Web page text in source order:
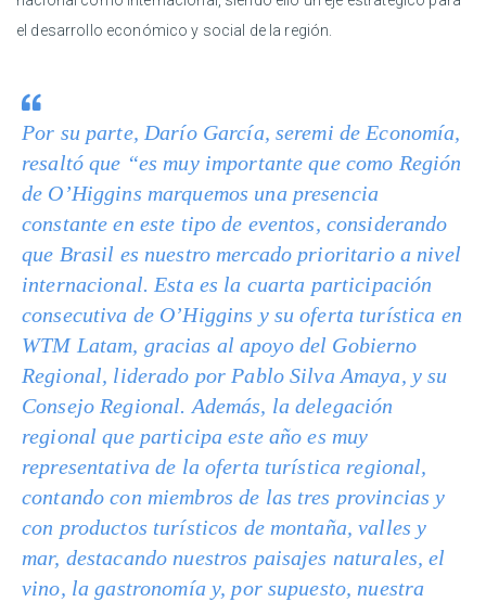
el desarrollo económico y social de la región.
Por su parte, Darío García, seremi de Economía,
resaltó que “es muy importante que como Región
de O’Higgins marquemos una presencia
constante en este tipo de eventos, considerando
que Brasil es nuestro mercado prioritario a nivel
internacional. Esta es la cuarta participación
consecutiva de O’Higgins y su oferta turística en
WTM Latam, gracias al apoyo del Gobierno
Regional, liderado por Pablo Silva Amaya, y su
Consejo Regional. Además, la delegación
regional que participa este año es muy
representativa de la oferta turística regional,
contando con miembros de las tres provincias y
con productos turísticos de montaña, valles y
mar, destacando nuestros paisajes naturales, el
vino, la gastronomía y, por supuesto, nuestra